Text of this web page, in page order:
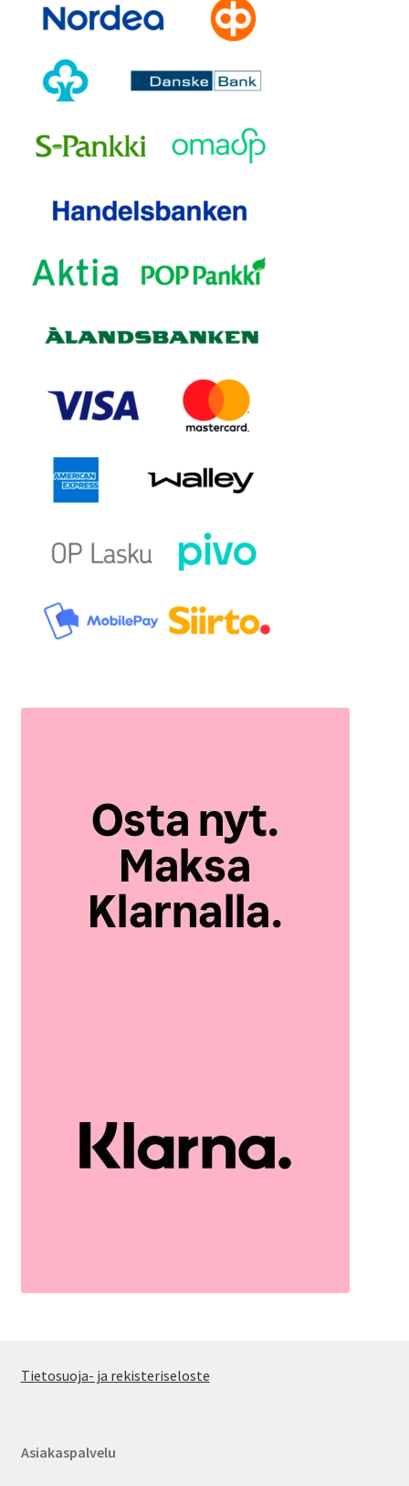
Tietosuoja- ja rekisteriseloste
Asiakaspalvelu